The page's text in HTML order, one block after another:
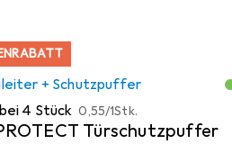
+ Schutzpuffer
bei 4 Stück EUR
0,55/1Stk.
Türschutzpuffer